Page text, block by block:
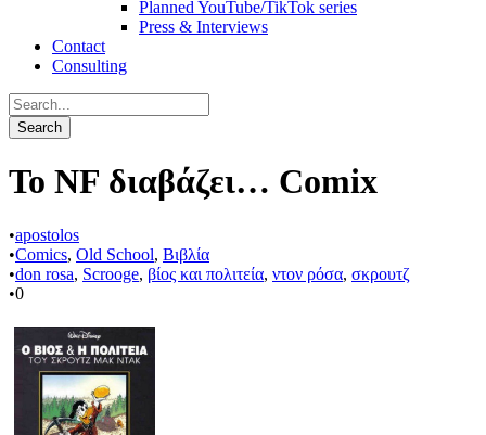
Planned YouTube/TikTok series
Press & Interviews
Contact
Consulting
Το NF διαβάζει… Comix
•apostolos
•Comics, Old School, Βιβλία
•don rosa, Scrooge, βίος και πολιτεία, ντον ρόσα, σκρουτζ
•0